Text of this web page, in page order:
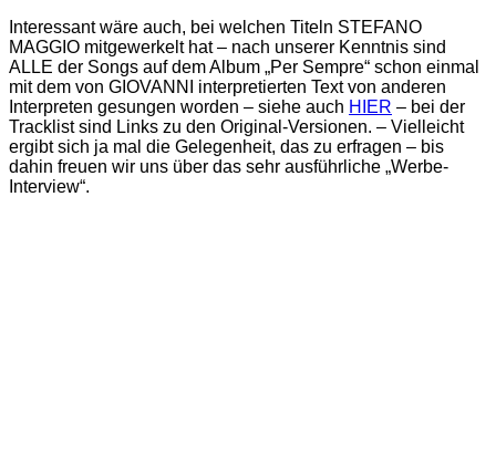
Interessant wäre auch, bei welchen Titeln STEFANO
MAGGIO mitgewerkelt hat – nach unserer Kenntnis sind
ALLE der Songs auf dem Album „Per Sempre“ schon einmal
mit dem von GIOVANNI interpretierten Text von anderen
Interpreten gesungen worden – siehe auch HIER – bei der
Tracklist sind Links zu den Original-Versionen. – Vielleicht
ergibt sich ja mal die Gelegenheit, das zu erfragen – bis
dahin freuen wir uns über das sehr ausführliche „Werbe-
Interview“.